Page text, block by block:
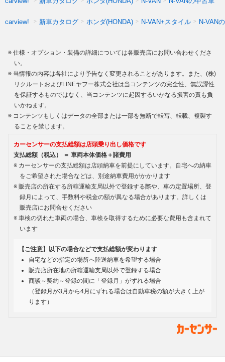
carview! 新車カタログ ホンダ(HONDA) N-VAN+スタイル N-VAN
仕様・オプション・装備の詳細については各販売店にお問い合わせくださ
い。
当情報の内容は各社により予告なく変更されることがあります。また、(株)
リクルートおよびLINEヤフー株式会社は当コンテンツの完全性、無誤謬性
を保証するものではなく、当コンテンツに起因するいかなる損害の責も負
いかねます。
コンテンツもしくはデータの全部または一部を無断で転写、転載、複製す
ることを禁じます。
カーセンサーの支払総額は店頭乗り出し価格です
支払総額（税込） ＝ 車両本体価格＋諸費用
カーセンサーの支払総額は店頭納車を前提にしています。自宅への納車
をご希望された場合などは、別途納車費用がかかります
販売店の所在する所轄運輸支局以外で登録する際や、車の定置場所、登
録月によって、手数料や税金の額が異なる場合があります。詳しくは
販売店にお問合せください
車検の切れた車両の場合、車検を取得するために必要な費用も含まれて
います
【ご注意】以下の場合などで支払総額が変わります
自宅などの指定の場所へ陸送納車を希望する場合
販売店所在地の所轄運輸支局以外で登録する場合
商談～契約～登録の間に「登録月」がずれる場合
（登録月が3月から4月にずれる場合は自動車税の額が大きく上が
ります）